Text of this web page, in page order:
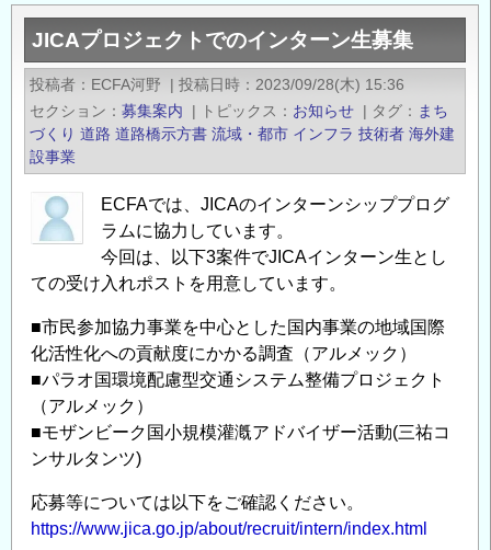
鉄
鋼
連
2024
年
「鋼
研
究・
教
育
助
成
事
に
よ
JICAプロジェクトでのインターン生募集
投稿者 ECFA河野 | 投稿日時
2023/09/28(木) 15:36
セクション
募集案内 | トピックス お知らせ | タグ
まち
づくり 道路 道路橋示方書 流域・都市 インフラ 技術者 海外建
設事業
ECFAでは、JICAのインターンシッププログ
ラムに協力しています。
今回は、以下3案件でJICAインターン生とし
ての受け入れポストを用意しています。
■市民参加協力事業を中心とした国内事業の地域国際
化活性化への貢献度にかかる調査（アルメック）
■パラオ国環境配慮型交通システム整備プロジェクト
（アルメック）
■モザンビーク国小規模灌漑アドバイザー活動(三祐コ
ンサルタンツ)
応募等については以下をご確認ください。
https://www.jica.go.jp/about/recruit/intern/index.html